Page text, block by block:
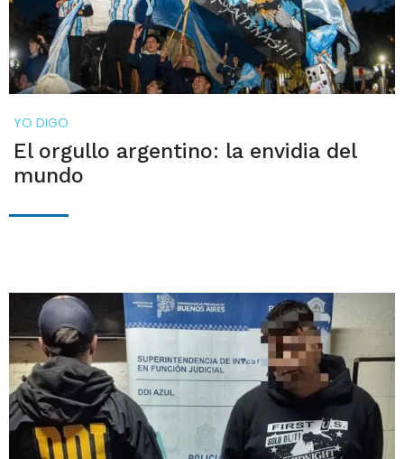
YO DIGO
El orgullo argentino: la envidia del
mundo